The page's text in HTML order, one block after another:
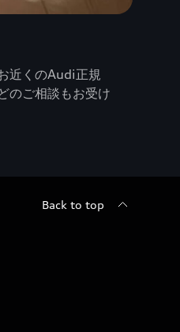
近くのAudi正規
のご相談もお受け
Back to top